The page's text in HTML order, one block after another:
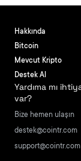
Hakkında
Bitcoin
Mevcut Kripto
Destek Al
Yardıma mı
var?
Bize hemen ulaşın
destek@cointr.com
support@cointr.com